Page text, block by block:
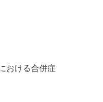
おける合併症